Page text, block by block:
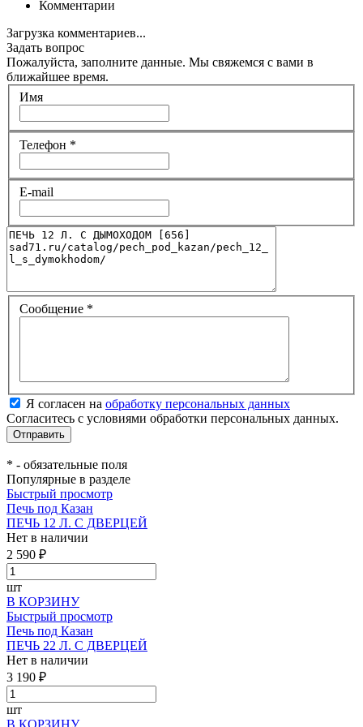
Комментарии
Загрузка комментариев...
Задать вопрос
Пожалуйста, заполните данные. Мы свяжемся с вами в
ближайшее время.
Имя
Телефон *
E-mail
Сообщение *
Я согласен на обработку персональных данных
Согласитесь с условиями обработки персональных данных.
* - обязательные поля
Популярные в разделе
Быстрый просмотр
Печь под Казан
ПЕЧЬ 12 Л. С ДВЕРЦЕЙ
Нет в наличии
2 590 ₽
шт
В КОРЗИНУ
Быстрый просмотр
Печь под Казан
ПЕЧЬ 22 Л. С ДВЕРЦЕЙ
Нет в наличии
3 190 ₽
шт
В КОРЗИНУ